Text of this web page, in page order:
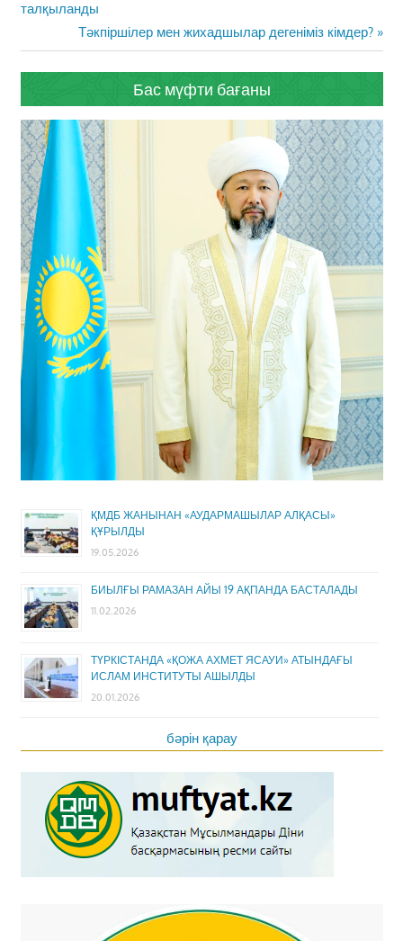
Post:
талқыланды
Next
Post:
Тәкпіршілер мен жихадшылар дегеніміз кімдер?
Бас мүфти бағаны
ҚМДБ ЖАНЫНАН «АУДАРМАШЫЛАР АЛҚАСЫ»
ҚҰРЫЛДЫ
19.05.2026
БИЫЛҒЫ РАМАЗАН АЙЫ 19 АҚПАНДА БАСТАЛАДЫ
11.02.2026
ТҮРКІСТАНДА «ҚОЖА АХМЕТ ЯСАУИ» АТЫНДАҒЫ
ИСЛАМ ИНСТИТУТЫ АШЫЛДЫ
20.01.2026
бәрін қарау